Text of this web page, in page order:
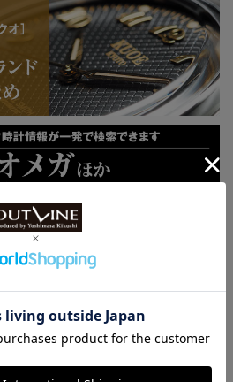
菊地吉正の【ロレックス通
信 No.314】｜技術力を誇
示するグラフィカルで繊細